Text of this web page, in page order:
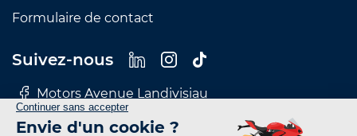
Formulaire de contact
Suivez-nous
Motors Avenue Landivisiau
Motors Avenue Le Mans